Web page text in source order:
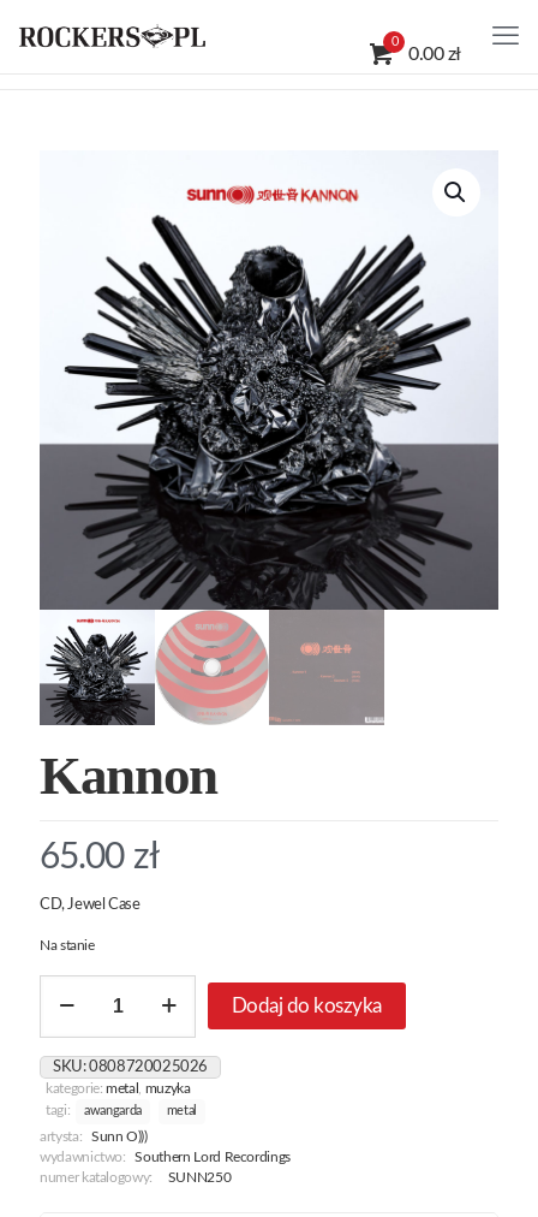
0
0.00 zł
Kannon
65.00 zł
CD, Jewel Case
Na stanie
Kannon
Dodaj do koszyka
SKU:0808720025026
kategorie:metal
muzyka
tagi:
awangarda metal
artysta:
Sunn O)))
wydawnictwo:
Southern Lord Recordings
numer katalogowy:
SUNN250